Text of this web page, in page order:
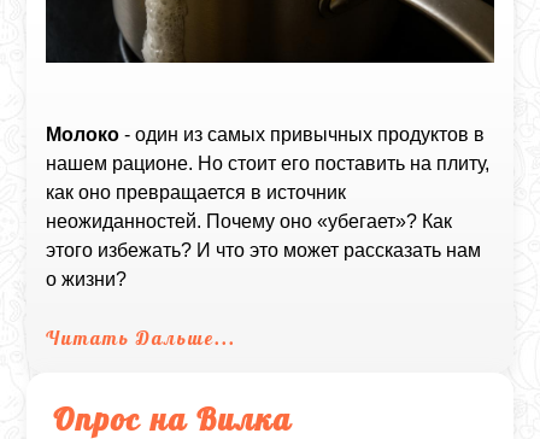
Молоко - один из самых привычных продуктов в
нашем рационе. Но стоит его поставить на плиту,
как оно превращается в источник
неожиданностей. Почему оно «убегает»? Как
этого избежать? И что это может рассказать нам
о жизни?
Читать Дальше...
Опрос на Вилка